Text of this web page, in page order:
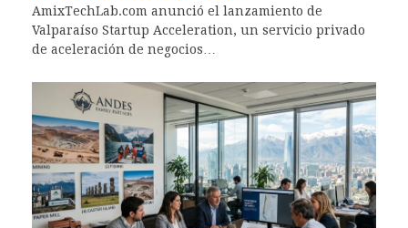
AmixTechLab.com anunció el lanzamiento de
Valparaíso Startup Acceleration, un servicio privado
de aceleración de negocios…